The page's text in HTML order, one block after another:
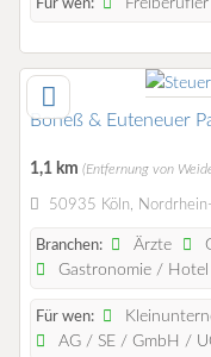
Für wen: Freiberufler
Boneß & Euteneuer
1,1 km (Entfernung von
50935 Köln,
Branchen: Ärzte
Gastronomie / Hotel
Für wen:
AG / SE / GmbH /